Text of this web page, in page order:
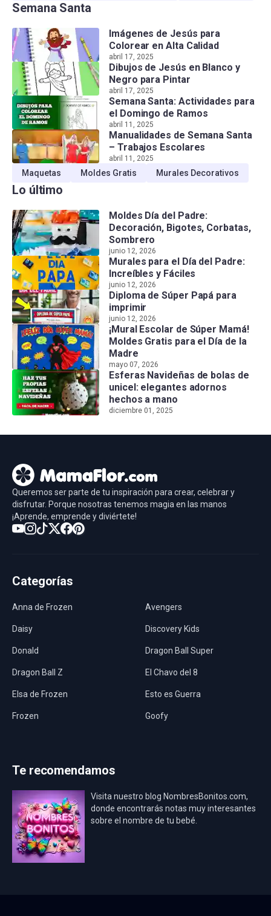
Semana Santa
Imágenes de Jesús para
Colorear en Alta Calidad
abril 17, 2025
Dibujos de Jesús en Blanco y
Negro para Pintar
abril 17, 2025
Semana Santa: Actividades para
el Domingo de Ramos
abril 11, 2025
Manualidades de Semana Santa
– Trabajos Escolares
abril 11, 2025
Maquetas Moldes Gratis Murales Decorativos
Lo último
Moldes Día del Padre:
Decoración, Bigotes, Corbatas,
Sombrero
junio 12, 2026
Murales para el Día del Padre:
Increíbles y Fáciles
junio 12, 2026
Diploma de Súper Papá para
imprimir
junio 12, 2026
¡Mural Escolar de Súper Mamá!
Moldes Gratis para el Día de la
Madre
mayo 07, 2026
Esferas Navideñas de bolas de
unicel: elegantes adornos
hechos a mano
diciembre 01, 2025
Queremos ser parte de tu inspiración para crear, celebrar y
disfrutar. Porque nosotras tenemos magia en las manos
¡Aprende, emprende y diviértete!
Categorías
Anna de Frozen Avengers
Daisy Discovery Kids
Donald Dragon Ball Super
Dragon Ball Z El Chavo del 8
Elsa de Frozen Esto es Guerra
Frozen Goofy
Los Minions Los Vengadores
Mario Bros Mi Villano Favorito
Mickey Mouse
Te recomendamos
Visita nuestro blog NombresBonitos.com,
donde encontrarás notas muy interesantes
sobre el nombre de tu bebé.